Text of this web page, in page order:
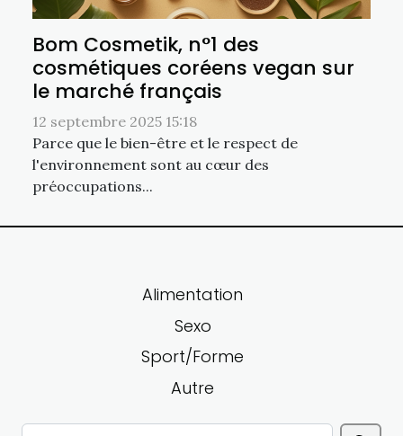
Bom Cosmetik, n°1 des
cosmétiques coréens vegan sur
le marché français
12 septembre 2025 15:18
Parce que le bien-être et le respect de
l'environnement sont au cœur des
préoccupations...
Alimentation
Sexo
Sport/Forme
Autre